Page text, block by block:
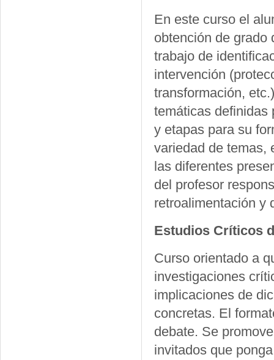
En este curso el
obtención de grado
trabajo de
intervención
transformación,
temáticas definidas
y etapas para su
variedad de temas,
las diferentes
del profesor
retroalimentación y
Estudios Críticos
Curso orientado a
investigaciones
implicaciones de
concretas. El
debate. Se
invitados que